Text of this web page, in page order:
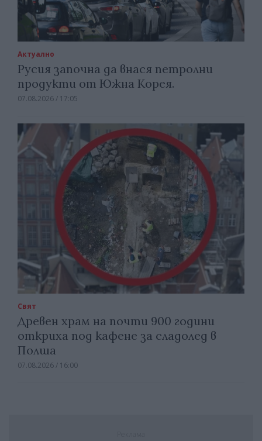
Актуално
Русия започна да внася петролни
продукти от Южна Корея.
07.08.2026 / 17:05
Свят
Древен храм на почти 900 години
откриха под кафене за сладолед в
Полша
07.08.2026 / 16:00